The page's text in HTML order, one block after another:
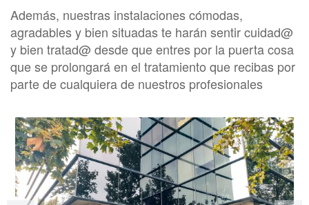
Además, nuestras instalaciones cómodas,
agradables y bien situadas te harán sentir cuidad@
y bien tratad@ desde que entres por la puerta cosa
que se prolongará en el tratamiento que recibas por
parte de cualquiera de nuestros profesionales